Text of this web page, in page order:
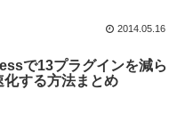
2014.05.16
で13プラグインを減ら
化する方法まとめ